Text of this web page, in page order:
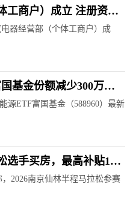
工商户）成立 注册资本
器经营部（个体工商户）成
基金份额减少300万
斯、天合光能
源ETF富国基金（588960）最新
选手买房，最高补贴10
2026南京仙林半程马拉松参赛